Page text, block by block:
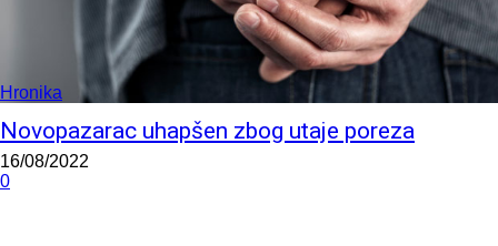
Hronika
Novopazarac uhapšen zbog utaje poreza
16/08/2022
0